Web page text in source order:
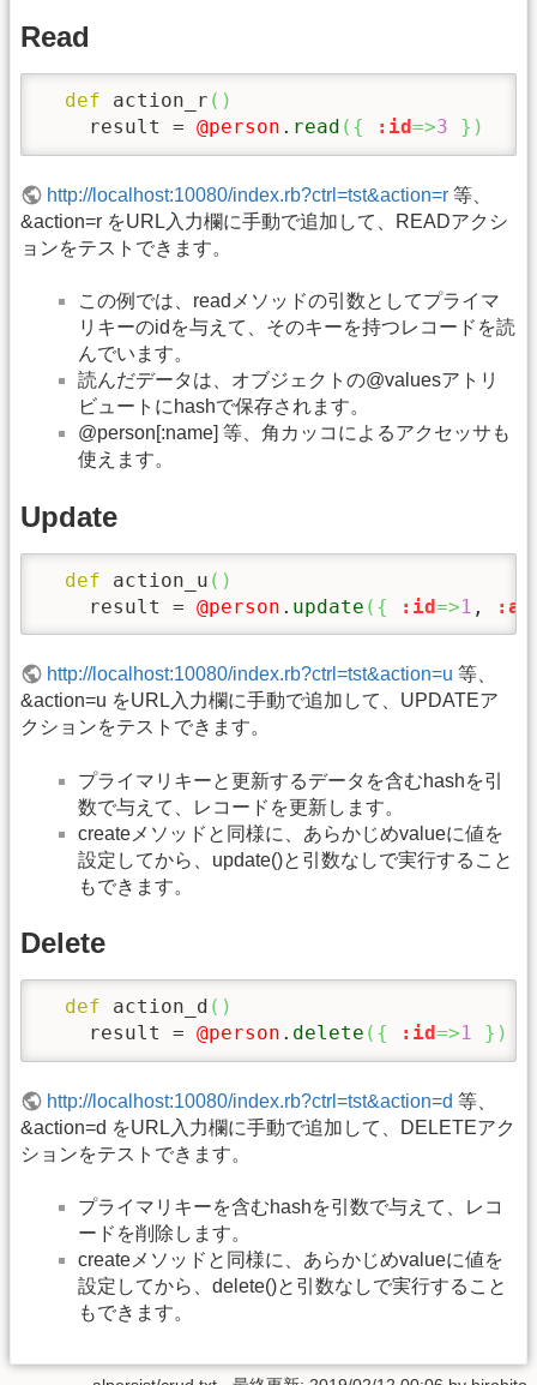
Read
def action_r ( )
    result =
@person . read ( { :id=>3 } )
http://localhost:10080/index.rb?ctrl=tst&action=r 等、
&action=r をURL入力欄に手動で追加して、READアクシ
ョンをテストできます。
この例では、readメソッドの引数としてプライマ
リキーのidを与えて、そのキーを持つレコードを読
んでいます。
読んだデータは、オブジェクトの@valuesアトリ
ビュートにhashで保存されます。
@person[:name] 等、角カッコによるアクセッサも
使えます。
Update
def action_u ( )
    result =
@person . update ( { :id=>1 ,
http://localhost:10080/index.rb?ctrl=tst&action=u 等、
&action=u をURL入力欄に手動で追加して、UPDATEア
クションをテストできます。
プライマリキーと更新するデータを含むhashを引
数で与えて、レコードを更新します。
createメソッドと同様に、あらかじめvalueに値を
設定してから、update()と引数なしで実行すること
もできます。
Delete
def action_d ( )
    result =
@person . delete ( { :id=>1 } )
http://localhost:10080/index.rb?ctrl=tst&action=d 等、
&action=d をURL入力欄に手動で追加して、DELETEアク
ションをテストできます。
プライマリキーを含むhashを引数で与えて、レコ
ードを削除します。
createメソッドと同様に、あらかじめvalueに値を
設定してから、delete()と引数なしで実行すること
もできます。